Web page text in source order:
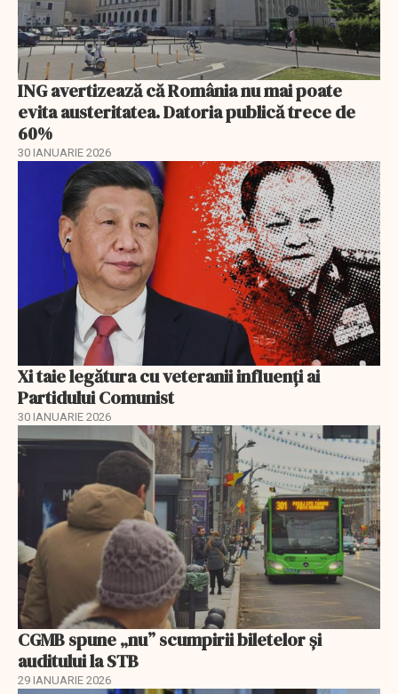
ING avertizează că România nu mai poate
evita austeritatea. Datoria publică trece de
60%
30 IANUARIE 2026
Xi taie legătura cu veteranii influenți ai
Partidului Comunist
30 IANUARIE 2026
CGMB spune „nu” scumpirii biletelor și
auditului la STB
29 IANUARIE 2026